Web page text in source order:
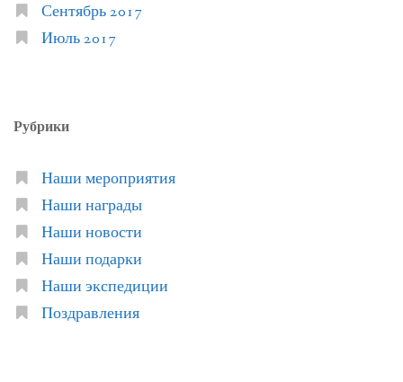
Сентябрь 2017
Июль 2017
Рубрики
Наши мероприятия
Наши награды
Наши новости
Наши подарки
Наши экспедиции
Поздравления